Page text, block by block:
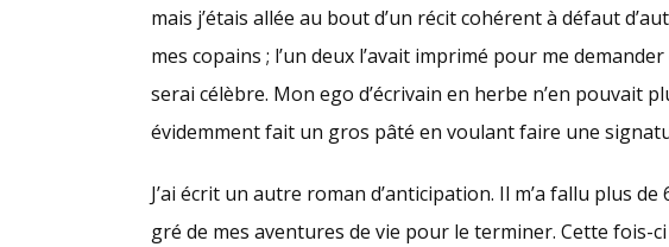
mais j’étais allée au bout d’un récit cohérent à défaut
mes copains ; l’un deux l’avait imprimé pour me
serai célèbre. Mon ego d’écrivain en herbe n’en pouvait
évidemment fait un gros pâté en voulant faire une
J’ai écrit un autre roman d’anticipation. Il m’a fallu plus
gré de mes aventures de vie pour le terminer. Cette fois-